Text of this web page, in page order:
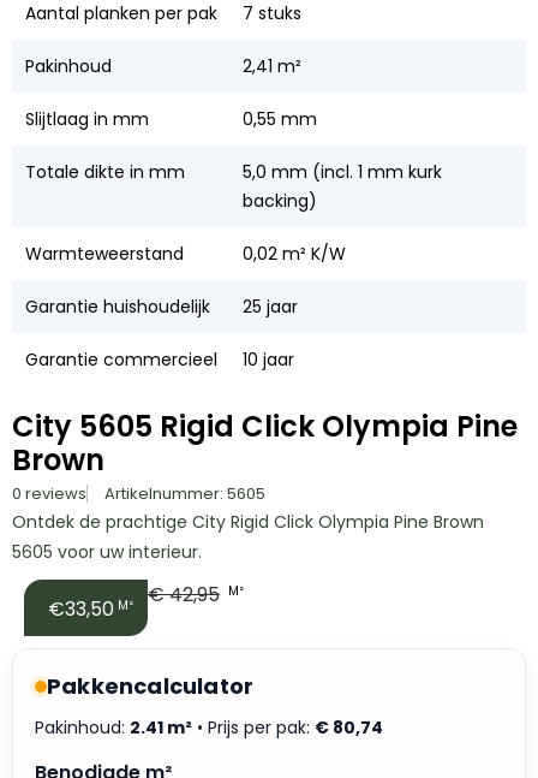
Aantal planken per pak 7 stuks
Pakinhoud 2,41 m²
Slijtlaag in mm 0,55 mm
Totale dikte in mm
5,0 mm (incl. 1 mm kurk
backing)
Warmteweerstand 0,02 m² K/W
Garantie huishoudelijk 25 jaar
Garantie commercieel 10 jaar
City 5605 Rigid Click Olympia Pine
Brown
0 reviews Artikelnummer: 5605
Ontdek de prachtige City Rigid Click Olympia Pine Brown
5605 voor uw interieur.
€33,50 M² €42,95 M²
Pakkencalculator
Pakinhoud: 2.41 m² • Prijs per pak: € 80,74